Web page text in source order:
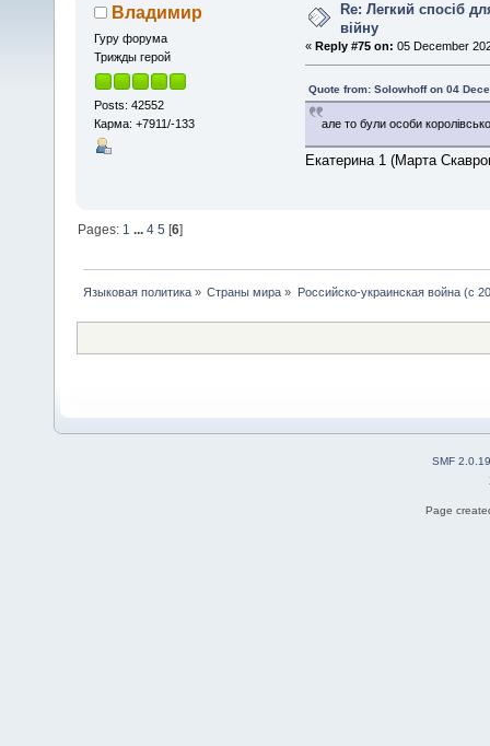
Владимир
Гуру форума
Трижды герой
Posts: 42552
Карма: +7911/-133
Re: Легкий спосіб
війну
« Reply #75 on: 05 December
Quote from: Solowhoff on 04
але то були особи
Екатерина 1 (Марта
Pages: 1 ...4 5 [6]
Языковая политика» Страны мира » Российско-украинская война (с
SMF 2.0.19
Page